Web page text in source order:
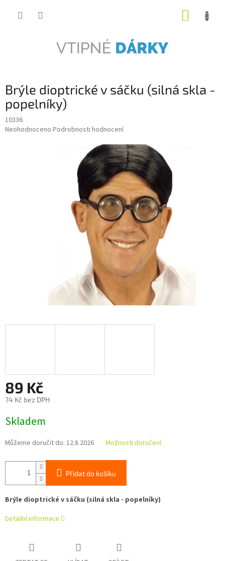
Brýle dioptrické v sáčku (silná skla -
popelníky)
10336
Průměrné
Neohodnoceno Podrobnosti hodnocení
89 Kč
74 Kč bez DPH
cena:
Skladem
Můžeme doručit do: 12.8.2026 Možnosti doručení
Přidat do košíku
Brýle dioptrické v sáčku (silná skla - popelníky)
Detailní informace